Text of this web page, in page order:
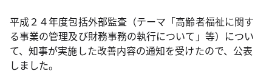
平成２４年度包括外部監査（テーマ「高齢者福祉に関す
る事業の管理及び財務事務の執行について」等）につい
て、知事が実施した改善内容の通知を受けたので、公表
しました。